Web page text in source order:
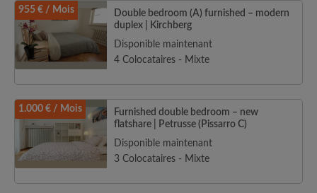
955 € / Mois
Double bedroom (A) furnished – modern
duplex | Kirchberg
Disponible maintenant
4 Colocataires - Mixte
1.000 € / Mois
Furnished double bedroom – new
flatshare | Petrusse (Pissarro C)
Disponible maintenant
3 Colocataires - Mixte